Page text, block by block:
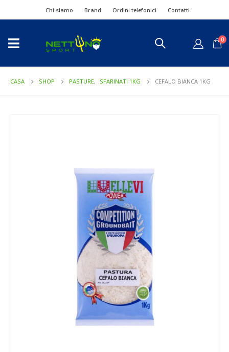
Chi siamo Brand Ordini telefonici Contatti
0
CASA SHOP PASTURE, SFARINATI 1KG CEFALO BIANCA 1KG